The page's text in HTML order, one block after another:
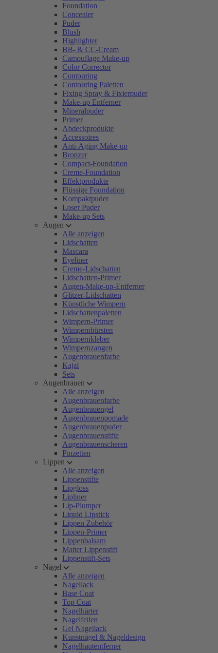
Foundation
Concealer
Puder
Blush
Highlighter
BB- & CC-Cream
Camouflage Make-up
Color Corrector
Contouring
Contouring Paletten
Fixing Spray & Fixierpuder
Make-up Entferner
Mineralpuder
Primer
Abdeckprodukte
Accessoires
Anti-Aging Make-up
Bronzer
Compact-Foundation
Creme-Foundation
Effektprodukte
Flüssige Foundation
Kompaktpuder
Loser Puder
Make-up Sets
Augen
Alle anzeigen
Lidschatten
Mascara
Eyeliner
Creme-Lidschatten
Lidschatten-Primer
Augen-Make-up-Entferner
Glitzer-Lidschatten
Künstliche Wimpern
Lidschattenpaletten
Wimpern-Primer
Wimpernbürsten
Wimpernkleber
Wimpernzangen
Augenbrauenfarbe
Kajal
Sets
Augenbrauen
Alle anzeigen
Augenbrauenfarbe
Augenbrauengel
Augenbrauenpomade
Augenbrauenpuder
Augenbrauenstifte
Augenbrauenscheren
Pinzetten
Lippen
Alle anzeigen
Lippenstifte
Lipgloss
Lipliner
Lip-Plumper
Liquid Lipstick
Lippen Zubehör
Lippen-Primer
Lippenbalsam
Matter Lippenstift
Lippenstift-Sets
Nägel
Alle anzeigen
Nagellack
Base Coat
Top Coat
Nagelhärter
Nagelfeilen
Gel Nagellack
Kunstnägel & Nageldesign
Nagelhautentferner